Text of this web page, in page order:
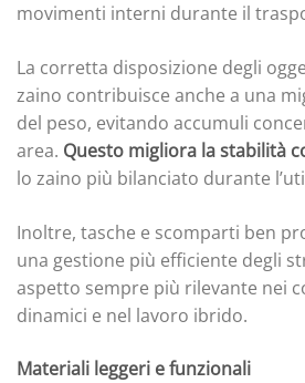
movimenti interni durante il
La corretta disposizione degli
zaino contribuisce anche a una
del peso, evitando accumuli
area. Questo migliora la stabilità
lo zaino più bilanciato durante
Inoltre, tasche e scomparti ben
una gestione più efficiente degli
aspetto sempre più rilevante nei
dinamici e nel lavoro ibrido.
Materiali leggeri e funzionali